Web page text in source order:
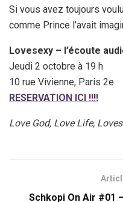
Si vous avez toujours
comme Prince l’avait
Lovesexy – l’écoute
Jeudi 2 octobre à 19 h
10 rue Vivienne, Paris 2e
RESERVATION ICI !!!!
Love God, Love Life,
Schkopi On Air #01